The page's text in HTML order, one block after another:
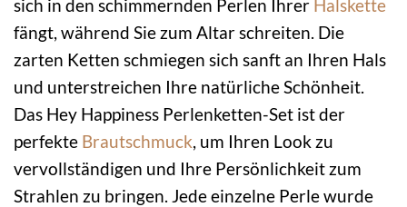
sich in den schimmernden Perlen Ihrer Halskette
fängt, während Sie zum Altar schreiten. Die
zarten Ketten schmiegen sich sanft an Ihren Hals
und unterstreichen Ihre natürliche Schönheit.
Das Hey Happiness Perlenketten-Set ist der
perfekte Brautschmuck, um Ihren Look zu
vervollständigen und Ihre Persönlichkeit zum
Strahlen zu bringen. Jede einzelne Perle wurde